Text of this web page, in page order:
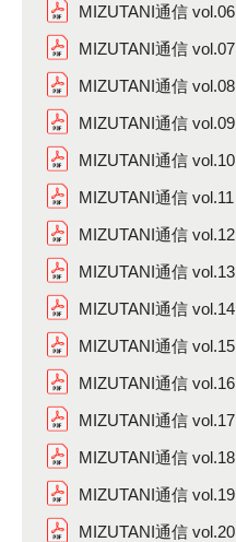
MIZUTANI通信 vol.06
MIZUTANI通信 vol.07
MIZUTANI通信 vol.08
MIZUTANI通信 vol.09
MIZUTANI通信 vol.10
MIZUTANI通信 vol.11
MIZUTANI通信 vol.12
MIZUTANI通信 vol.13
MIZUTANI通信 vol.14
MIZUTANI通信 vol.15
MIZUTANI通信 vol.16
MIZUTANI通信 vol.17
MIZUTANI通信 vol.18
MIZUTANI通信 vol.19
MIZUTANI通信 vol.20